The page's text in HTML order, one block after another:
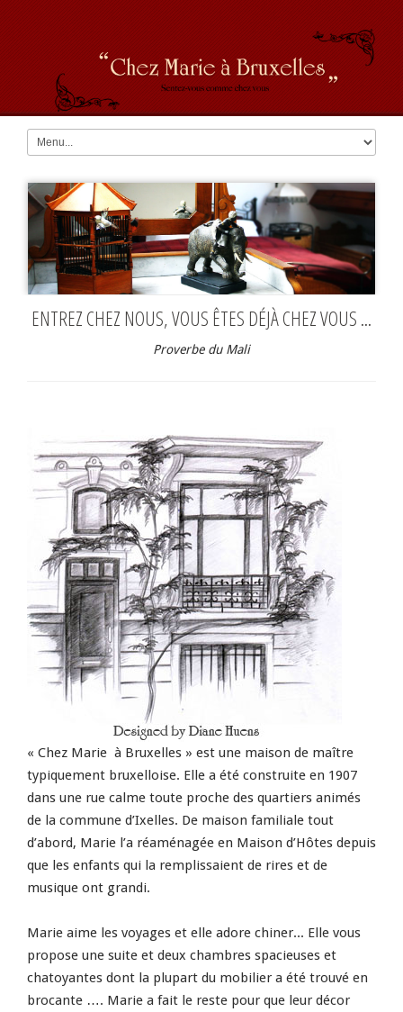
ENTREZ CHEZ NOUS, VOUS ÊTES DÉJÀ CHEZ VOUS ...
Proverbe du Mali
« Chez Marie à Bruxelles » est une maison de maître
typiquement bruxelloise. Elle a été construite en 1907
dans une rue calme toute proche des quartiers animés
de la commune d’Ixelles. De maison familiale tout
d’abord, Marie l’a réaménagée en Maison d’Hôtes depuis
que les enfants qui la remplissaient de rires et de
musique ont grandi.
Marie aime les voyages et elle adore chiner... Elle vous
propose une suite et deux chambres spacieuses et
chatoyantes dont la plupart du mobilier a été trouvé en
brocante …. Marie a fait le reste pour que leur décor